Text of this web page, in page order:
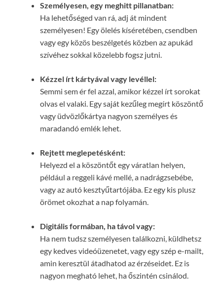
Személyesen, egy meghitt pillanatban:
Ha lehetőséged van rá, adj át mindent
személyesen! Egy ölelés kíséretében, csendben
vagy egy közös beszélgetés közben az apukád
szívéhez sokkal közelebb fogsz jutni.
Kézzel írt kártyával vagy levéllel:
Semmi sem ér fel azzal, amikor kézzel írt sorokat
olvas el valaki. Egy saját kezűleg megírt köszöntő
vagy üdvözlőkártya nagyon személyes és
maradandó emlék lehet.
Rejtett meglepetésként:
Helyezd el a köszöntőt egy váratlan helyen,
például a reggeli kávé mellé, a nadrágzsebébe,
vagy az autó kesztyűtartójába. Ez egy kis plusz
örömet okozhat a nap folyamán.
Digitális formában, ha távol vagy:
Ha nem tudsz személyesen találkozni, küldhetsz
egy kedves videóüzenetet, vagy egy szép e-mailt,
amin keresztül átadhatod az érzéseidet. Ez is
nagyon megható lehet, ha őszintén csinálod.